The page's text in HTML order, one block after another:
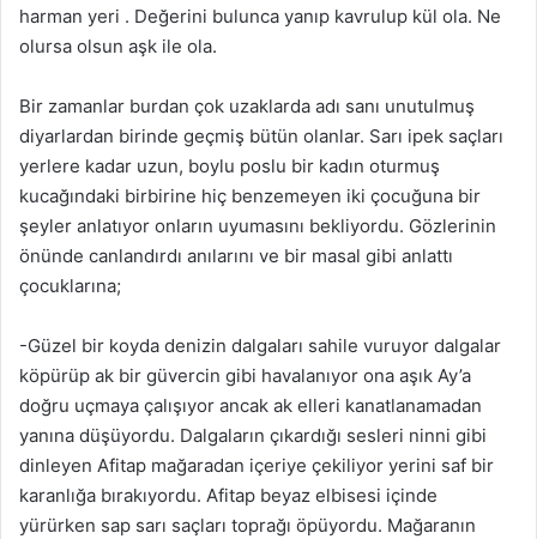
harman yeri . Değerini bulunca yanıp kavrulup kül ola. Ne
olursa olsun aşk ile ola.
Bir zamanlar burdan çok uzaklarda adı sanı unutulmuş
diyarlardan birinde geçmiş bütün olanlar. Sarı ipek saçları
yerlere kadar uzun, boylu poslu bir kadın oturmuş
kucağındaki birbirine hiç benzemeyen iki çocuğuna bir
şeyler anlatıyor onların uyumasını bekliyordu. Gözlerinin
önünde canlandırdı anılarını ve bir masal gibi anlattı
çocuklarına;
-Güzel bir koyda denizin dalgaları sahile vuruyor dalgalar
köpürüp ak bir güvercin gibi havalanıyor ona aşık Ay’a
doğru uçmaya çalışıyor ancak ak elleri kanatlanamadan
yanına düşüyordu. Dalgaların çıkardığı sesleri ninni gibi
dinleyen Afitap mağaradan içeriye çekiliyor yerini saf bir
karanlığa bırakıyordu. Afitap beyaz elbisesi içinde
yürürken sap sarı saçları toprağı öpüyordu. Mağaranın